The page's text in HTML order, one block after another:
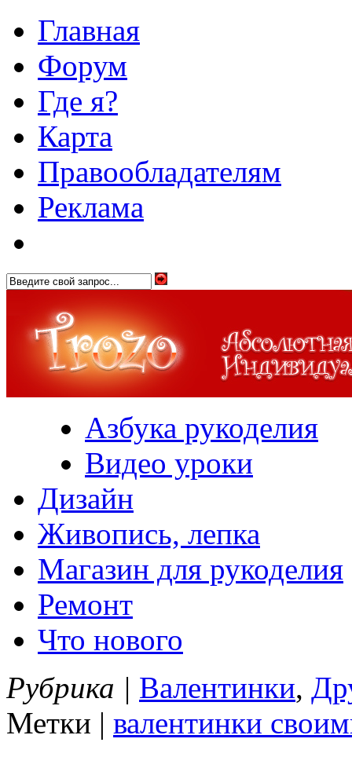
Главная
Форум
Где я?
Карта
Правообладателям
Реклама
Азбука рукоделия
Видео уроки
Дизайн
Живопись, лепка
Магазин для рукоделия
Ремонт
Что нового
Рубрика | Валентинки,
Метки | валентинки